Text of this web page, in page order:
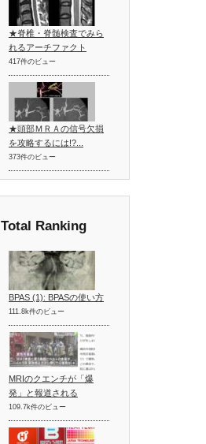
★脊椎・脊髄検査でみら
れるアーチファクト
417件のビュー
★頭部ＭＲＡの信号欠損
を攻略するには!?...
373件のビュー
Total Ranking
BPAS (1): BPASの使い方
111.8k件のビュー
MRIのクエンチが「爆
発」と報道される
109.7k件のビュー